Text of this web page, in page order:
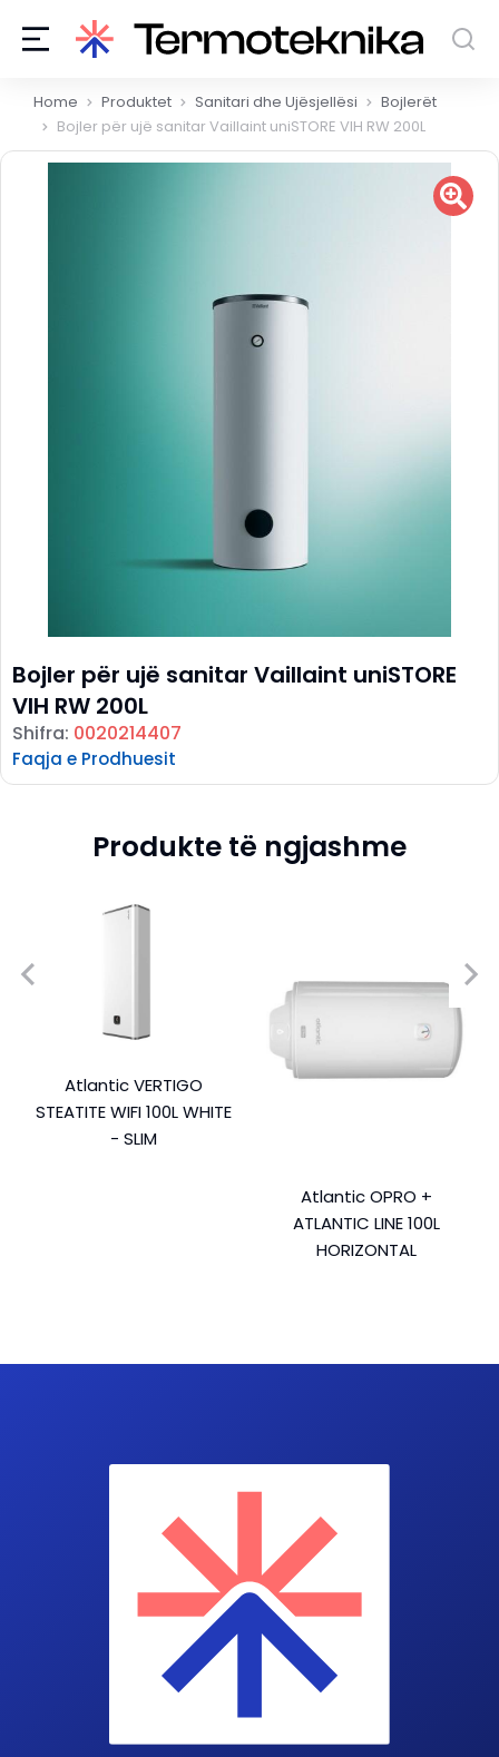
You are here:
Home Produktet Sanitari dhe Ujësjellësi
Bojlerët
Bojler për ujë sanitar Vaillaint uniSTORE VIH RW 200L
Bojler për ujë sanitar Vaillaint uniSTORE
VIH RW 200L
Shifra: 0020214407
Faqja e Prodhuesit
Produkte të ngjashme
Atlantic VERTIGO
STEATITE WIFI 100L WHITE
- SLIM
Atlantic OPRO +
ATLANTIC LINE 100L
HORIZONTAL